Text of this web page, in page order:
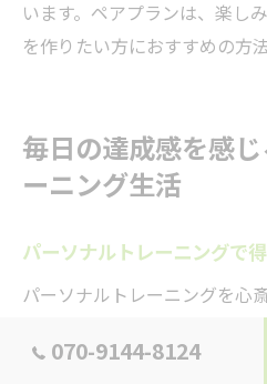
います。ペアプランは、楽し
を作りたい方におすすめの方法
毎日の達成感を感
ーニング生活
パーソナルトレーニングで
パーソナルトレーニングを心
なります。特に、トレーナー
070-9144-8124